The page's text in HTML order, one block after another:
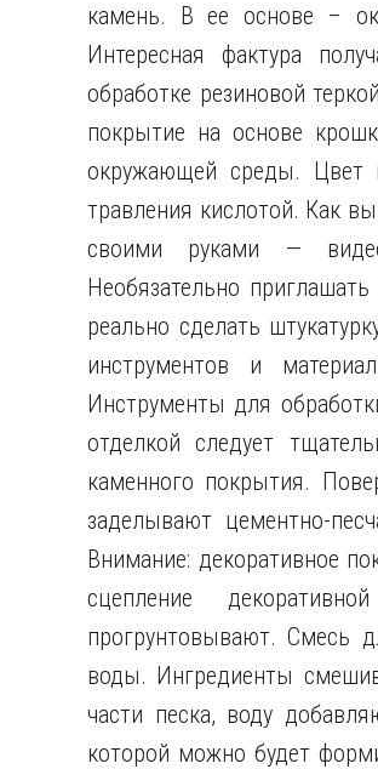
камень. В ее основе –
Интересная фактура
обработке резиновой
покрытие на основе
окружающей среды. Цвет
травления кислотой. Как
своими руками —
Необязательно
реально сделать
инструментов и
Инструменты для
отделкой следует
каменного покрытия.
заделывают цементно-
Внимание: декоративное
сцепление
прогрунтовывают. Смесь
воды. Ингредиенты
части песка, воду
которой можно будет